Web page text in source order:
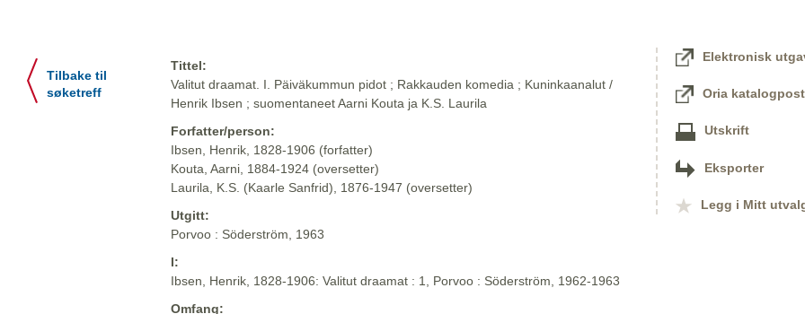
Tilbake til
søketreff
Tittel:
Valitut draamat. I. Päiväkummun pidot ; Rakkauden komedia ; Kuninkaanalut /
Henrik Ibsen ; suomentaneet Aarni Kouta ja K.S. Laurila
Forfatter/person:
Ibsen, Henrik, 1828-1906 (forfatter)
Kouta, Aarni, 1884-1924 (oversetter)
Laurila, K.S. (Kaarle Sanfrid), 1876-1947 (oversetter)
Utgitt:
Porvoo : Söderström, 1963
I:
Ibsen, Henrik, 1828-1906: Valitut draamat : 1, Porvoo : Söderström, 1962-1963
Omfang:
Elektronisk
Oria katalogpost
Utskrift
Eksporter
Legg i Mitt